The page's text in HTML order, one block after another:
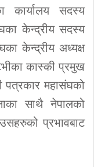
कार्यालय सदस्य
केन्द्रीय सदस्य
केन्द्रीय अध्यक्ष
कास्की प्रमुख
पत्रकार महासंघको
साथै नेपालको
प्रभावबाट